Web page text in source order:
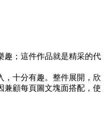
；這件作品就是精采的代
十分有趣。整件展開，欣
兼顧每頁圖文塊面搭配，使